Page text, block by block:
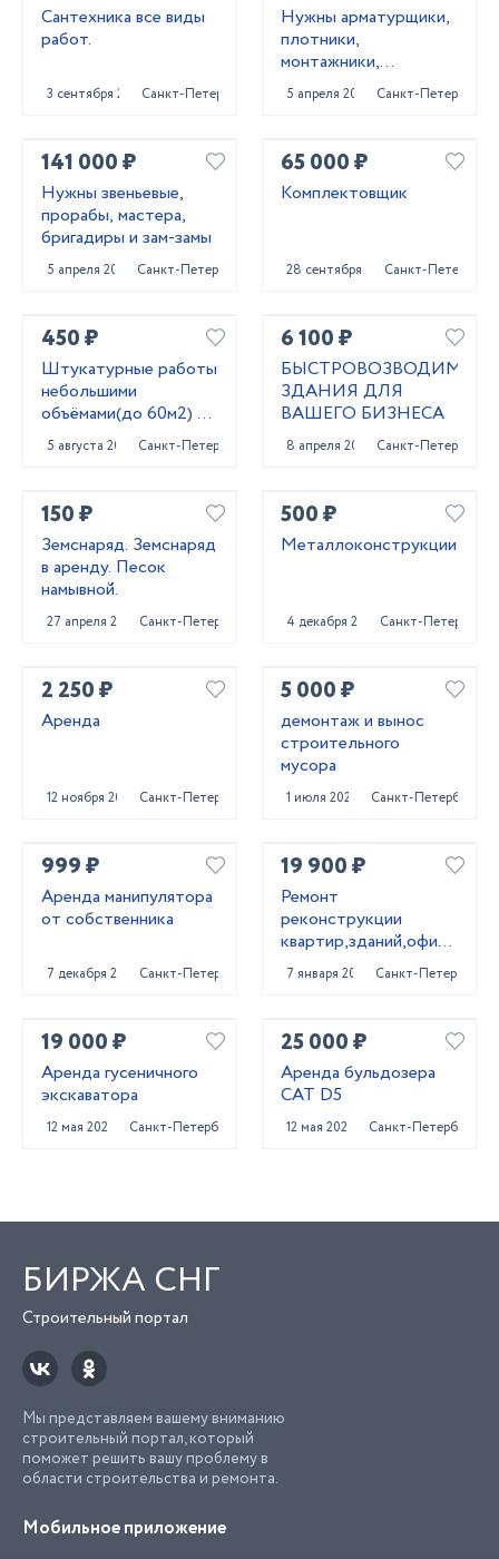
Сантехника все виды
работ.
3 сентября 2023Санкт-Петербург
Нужны арматурщики,
плотники,
монтажники,
сварщики, бетонщики,
стропальщики,
5 апреля 2022 Санкт-Петербург
141 000 ₽
Нужны звеньевые,
прорабы, мастера,
бригадиры и зам-замы
5 апреля 2022 Санкт-Петербург
65 000 ₽
Комплектовщик
28 сентября 2022Санкт-Петербург
450 ₽
Штукатурные работы
небольшими
объёмами(до 60м2) по
маякам, по правилу
5 августа 2022 Санкт-Петербург
6 100 ₽
БЫСТРОВОЗВОДИМЫЕ
ЗДАНИЯ ДЛЯ
ВАШЕГО БИЗНЕСА
8 апреля 2022 Санкт-Петербург
150 ₽
Земснаряд. Земснаряд
в аренду. Песок
намывной.
27 апреля 2023 Санкт-Петербург
500 ₽
Металлоконструкции
4 декабря 2024 Санкт-Петербург
2 250 ₽
Аренда
12 ноября 2024 Санкт-Петербург
5 000 ₽
демонтаж и вынос
строительного
мусора
1 июля 2025 Санкт-Петербург
999 ₽
Аренда манипулятора
от собственника
7 декабря 2023 Санкт-Петербург
19 900 ₽
Ремонт
реконструкции
квартир,зданий,офисных
помещений
7 января 2022 Санкт-Петербург
19 000 ₽
Аренда гусеничного
экскаватора
12 мая 2022 Санкт-Петербург
25 000 ₽
Аренда бульдозера
CAT D5
12 мая 2022 Санкт-Петербург
БИРЖА СНГ
Строительный портал
Мы представляем вашему вниманию
строительный портал, который
поможет решить вашу проблему в
области строительства и ремонта.
Мобильное приложение